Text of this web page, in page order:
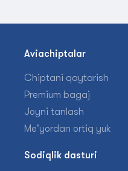
Aviachiptalar
Chiptani qaytarish
Premium bagaj
Joyni tanlash
Me'yordan ortiq yuk
Sodiqlik dasturi